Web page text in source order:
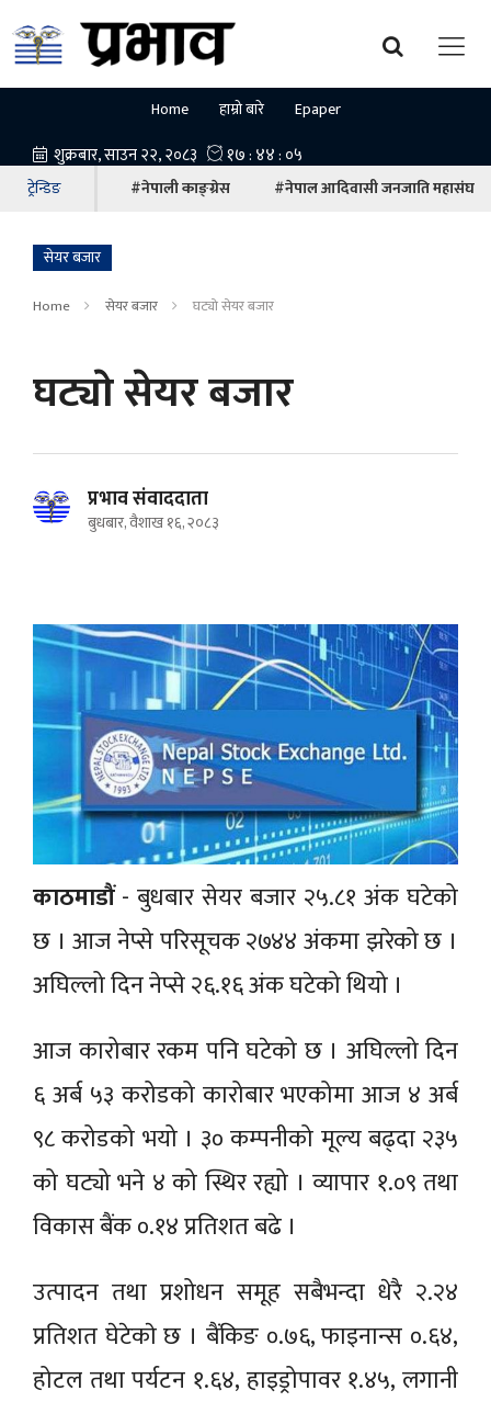
Home हाम्रो बारे Epaper
ट्रेन्डिङ #नेपाली काङ्ग्रेस #नेपाल आदिवासी जनजाति महासंघ
सेयर बजार
Home सेयर बजार घट्याे सेयर बजार
घट्याे सेयर बजार
प्रभाव संवाददाता
बुधबार, वैशाख १६, २०८३
काठमाडौं- बुधबार सेयर बजार २५.८१ अंक घटेको
छ । आज नेप्से परिसूचक २७४४ अंकमा झरेको छ ।
अघिल्लो दिन नेप्से २६.१६ अंक घटेको थियो ।
आज कारोबार रकम पनि घटेको छ । अघिल्लो दिन
६ अर्ब ५३ करोडको कारोबार भएकोमा आज ४ अर्ब
९८ करोडको भयो । ३० कम्पनीको मूल्य बढ्दा २३५
को घट्यो भने ४ को स्थिर रह्यो । व्यापार १.०९ तथा
विकास बैंक ०.१४ प्रतिशत बढे ।
उत्पादन तथा प्रशोधन समूह सबैभन्दा धेरै २.२४
प्रतिशत घेटेकाे छ । बैंकिङ ०.७६, फाइनान्स ०.६४,
होटल तथा पर्यटन १.६४, हाइड्रोपावर १.४५, लगानी